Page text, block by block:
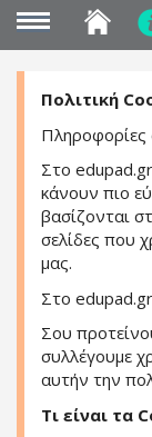
Πολιτική
Πληροφορίες
Στο
κάνουν πιο
βασίζονται
σελίδες που
μας.
Στο
Σου
συλλέγουμε
αυτήν την
Τι είναι τα